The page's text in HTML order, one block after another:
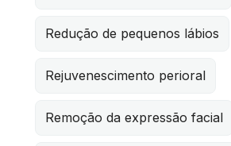
Redução de pequenos lábios
Rejuvenescimento perioral
Remoção da expressão facial